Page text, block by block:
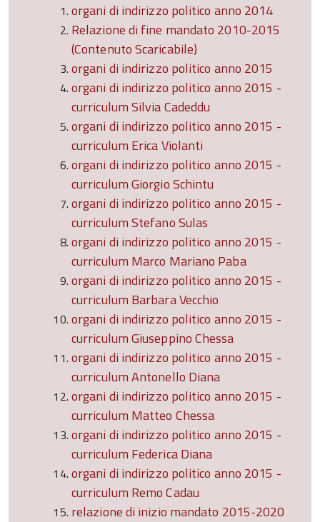
organi di indirizzo politico anno 2014
Relazione di fine mandato 2010-2015
(Contenuto Scaricabile)
organi di indirizzo politico anno 2015
organi di indirizzo politico anno 2015 -
curriculum Silvia Cadeddu
organi di indirizzo politico anno 2015 -
curriculum Erica Violanti
organi di indirizzo politico anno 2015 -
curriculum Giorgio Schintu
organi di indirizzo politico anno 2015 -
curriculum Stefano Sulas
organi di indirizzo politico anno 2015 -
curriculum Marco Mariano Paba
organi di indirizzo politico anno 2015 -
curriculum Barbara Vecchio
organi di indirizzo politico anno 2015 -
curriculum Giuseppino Chessa
organi di indirizzo politico anno 2015 -
curriculum Antonello Diana
organi di indirizzo politico anno 2015 -
curriculum Matteo Chessa
organi di indirizzo politico anno 2015 -
curriculum Federica Diana
organi di indirizzo politico anno 2015 -
curriculum Remo Cadau
relazione di inizio mandato 2015-2020